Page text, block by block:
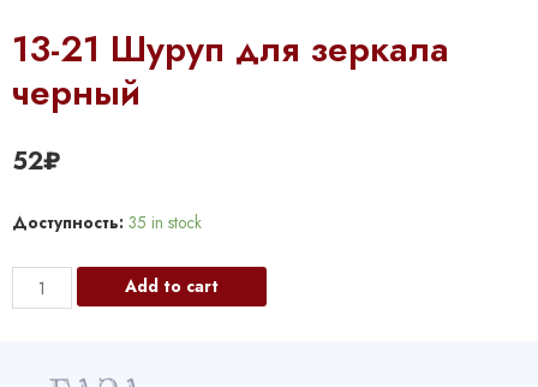
13-21 Шуруп для зеркала
черный
52₽
Доступность: 35 in stock
21
Add to cart